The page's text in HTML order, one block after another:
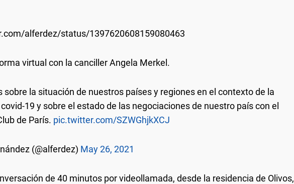
alferdez/status/1397620608159080463
virtual con la canciller Angela Merkel.
sobre la situación de nuestros países y regiones en el contexto de la
19 y sobre el estado de las negociaciones de nuestro país con el
de París. pic.twitter.com/SZWGhjkXCJ
(@alferdez) May 26, 2021
de 40 minutos por videollamada, desde la residencia de Olivos,